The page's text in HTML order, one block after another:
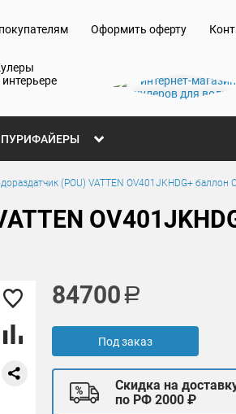
Оформить оферту
интерьере
ПУРИФАЙЕРЫ
(POU) VATTEN OV401JKHDG+ баллон
84700
Под заказ
Скидка на
по РФ 2000 ₽